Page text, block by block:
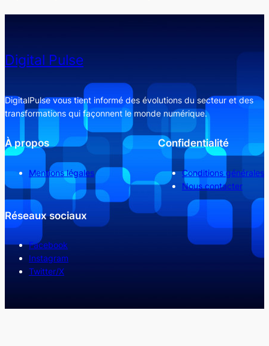
Digital Pulse
DigitalPulse vous tient informé des évolutions du secteur et des
transformations qui façonnent le monde numérique.
À propos
Mentions légales
Confidentialité
Conditions générales
Nous contacter
Réseaux sociaux
Facebook
Instagram
Twitter/X